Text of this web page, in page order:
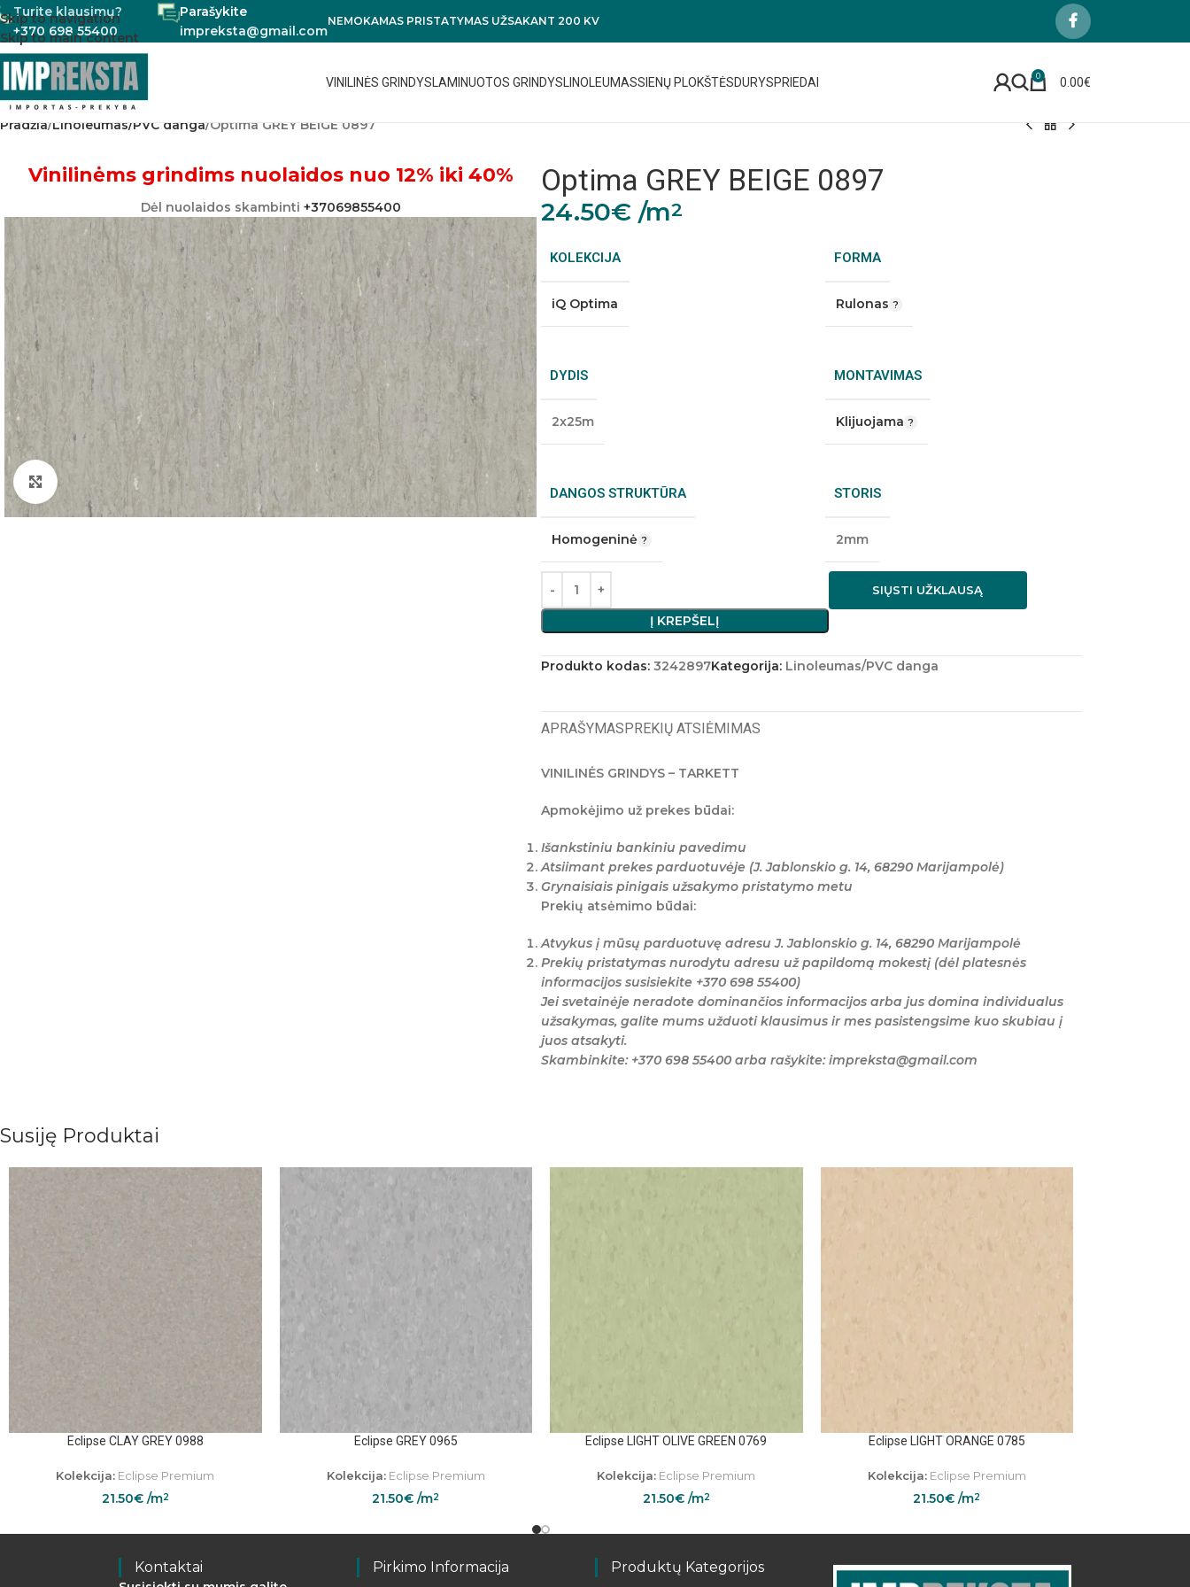
Skip to navigation
Skip to main content
Turite klausimų?
+370 698 55400
Parašykite
impreksta@gmail.com
NEMOKAMAS PRISTATYMAS UŽSAKANT 200 KV
VINILINĖS GRINDYS LAMINUOTOS GRINDYS LINOLEUMASSIENŲ PLOKŠTĖSDURYSPRIEDAI 0 0.00€
Pradžia Linoleumas/PVC danga Optima GREY BEIGE 0897
Vinilinėms grindims nuolaidos nuo 12% iki 40%
Dėl nuolaidos skambinti +37069855400
Padidinti nuotrauką
Optima GREY BEIGE 0897
24.50€ /m2
KOLEKCIJA
iQ Optima
FORMA
Rulonas
DYDIS
2x25m
MONTAVIMAS
Klijuojama
DANGOS STRUKTŪRA
Homogeninė
STORIS
2mm
Į KREPŠELĮ
SIŲSTI UŽKLAUSĄ
Produkto kodas: 3242897Kategorija: Linoleumas/PVC danga
APRAŠYMASPREKIŲ ATSIĖMIMAS
VINILINĖS GRINDYS – TARKETT
Apmokėjimo už prekes būdai:
Išankstiniu bankiniu pavedimu
Atsiimant prekes parduotuvėje (J. Jablonskio g. 14, 68290 Marijampolė)
Grynaisiais pinigais užsakymo pristatymo metu
Prekių atsėmimo būdai:
Atvykus į mūsų parduotuvę adresu J. Jablonskio g. 14, 68290 Marijampolė
Prekių pristatymas nurodytu adresu už papildomą mokestį (dėl platesnės
informacijos susisiekite +370 698 55400)
Jei svetainėje neradote dominančios informacijos arba jus domina individualus
užsakymas, galite mums užduoti klausimus ir mes pasistengsime kuo skubiau į
juos atsakyti.
Skambinkite: +370 698 55400 arba rašykite: impreksta@gmail.com
Susiję Produktai
Eclipse CLAY GREY 0988
Kolekcija: Eclipse Premium
21.50€/m2
Eclipse GREY 0965
Kolekcija:Eclipse Premium
21.50€ /m2
Eclipse LIGHT OLIVE GREEN 0769
Kolekcija: Eclipse Premium
21.50€/m2
Eclipse LIGHT ORANGE 0785
Kolekcija:Eclipse Premium
21.50€ /m2
Kontaktai Pirkimo Informacija Produktų Kategorijos